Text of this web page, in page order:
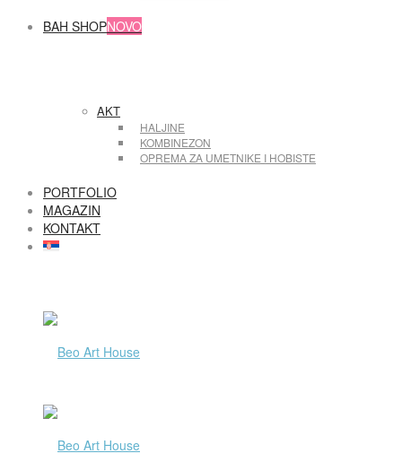
BAH SHOPNOVO
AKT
HALJINE
KOMBINEZON
OPREMA ZA UMETNIKE I HOBISTE
PORTFOLIO
MAGAZIN
KONTAKT